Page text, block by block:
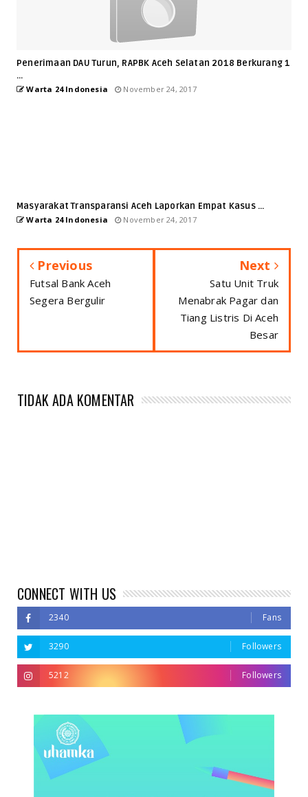
Penerimaan DAU Turun, RAPBK Aceh Selatan 2018 Berkurang 1
...
Warta 24 Indonesia November 24, 2017
Masyarakat Transparansi Aceh Laporkan Empat Kasus ...
Warta 24 Indonesia November 24, 2017
Previous
Futsal Bank Aceh
Segera Bergulir
Next
Satu Unit Truk
Menabrak Pagar dan
Tiang Listris Di Aceh
Besar
TIDAK ADA KOMENTAR
CONNECT WITH US
2340 Fans
3290 Followers
5212 Followers